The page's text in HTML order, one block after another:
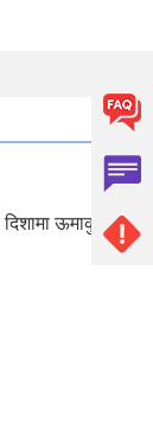
ऊमाकुण्ड